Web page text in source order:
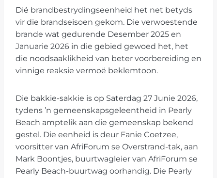
Dié brandbestrydingseenheid het net betyds
vir die brandseisoen gekom. Die verwoestende
brande wat gedurende Desember 2025 en
Januarie 2026 in die gebied gewoed het, het
die noodsaaklikheid van beter voorbereiding en
vinnige reaksie vermoë beklemtoon.
Die bakkie-sakkie is op Saterdag 27 Junie 2026,
tydens ’n gemeenskapsgeleentheid in Pearly
Beach amptelik aan die gemeenskap bekend
gestel. Die eenheid is deur Fanie Coetzee,
voorsitter van AfriForum se Overstrand-tak, aan
Mark Boontjes, buurtwagleier van AfriForum se
Pearly Beach-buurtwag oorhandig. Die Pearly